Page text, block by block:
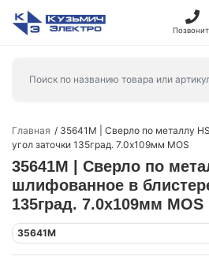
Главная
35641М | Сверло по металлу
угол заточки 135град. 7.0х109мм MOS
35641М | Сверло по
шлифованное в
135град. 7.0х109мм MOS
35641М